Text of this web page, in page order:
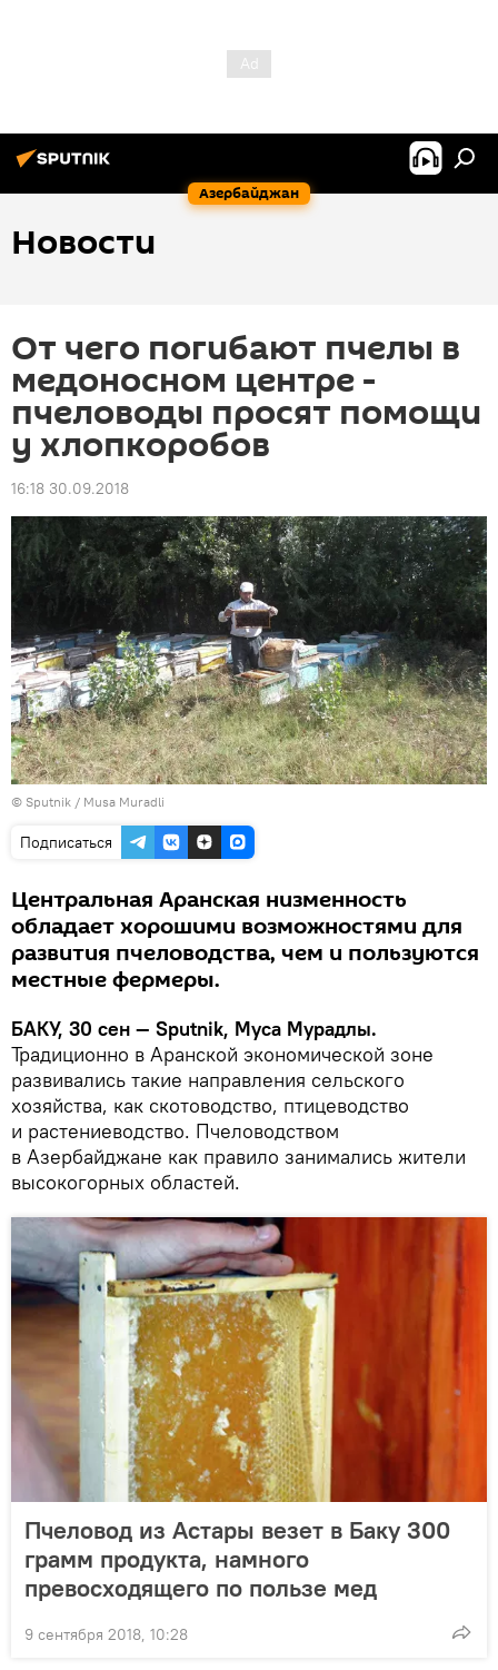
Азербайджан
Новости
От чего погибают пчелы в
медоносном центре -
пчеловоды просят помощи
у хлопкоробов
16:18 30.09.2018
© Sputnik / Musa Muradli
Подписаться
Центральная Аранская низменность
обладает хорошими возможностями для
развития пчеловодства, чем и пользуются
местные фермеры.
БАКУ, 30 сен — Sputnik, Муса Мурадлы.
Традиционно в Аранской экономической зоне
развивались такие направления сельского
хозяйства, как скотоводство, птицеводство
и растениеводство. Пчеловодством
в Азербайджане как правило занимались жители
высокогорных областей.
Пчеловод из Астары везет в Баку 300
грамм продукта, намного
превосходящего по пользе мед
9 сентября 2018, 10:28